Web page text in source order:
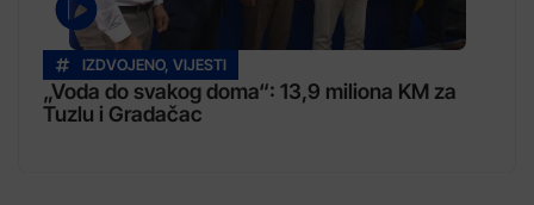
IZDVOJENO, VIJESTI
„Voda do svakog doma“: 13,9 miliona KM za
Tuzlu i Gradačac